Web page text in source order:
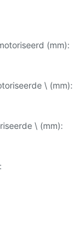
(mm):
\ (mm):
\ (mm):